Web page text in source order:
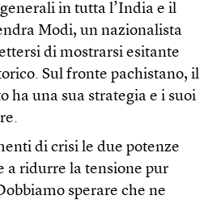
in tutta l’India e il
Modi, un nazionalista
di mostrarsi esitante
Sul fronte pachistano, il
ha una sua strategia e i suoi
di crisi le due potenze
a ridurre la tensione pur
sperare che ne